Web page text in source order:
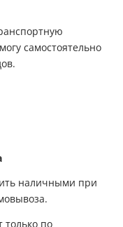
самостоятельно
наличными при
только по